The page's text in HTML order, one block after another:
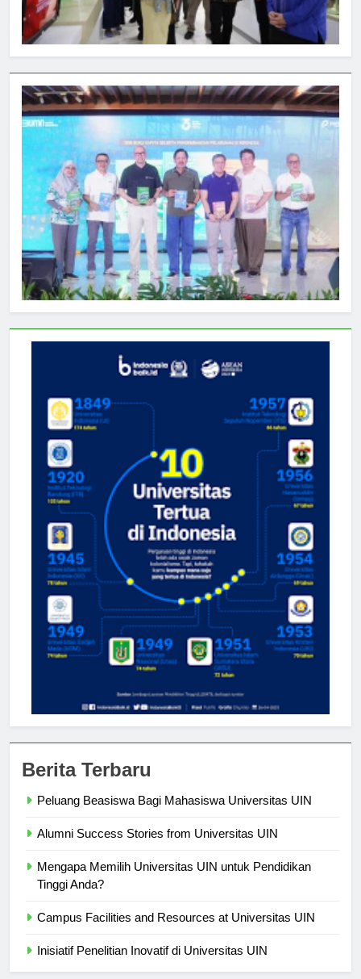
Berita Terbaru
Peluang Beasiswa Bagi Mahasiswa Universitas UIN
Alumni Success Stories from Universitas UIN
Mengapa Memilih Universitas UIN untuk Pendidikan
Tinggi Anda?
Campus Facilities and Resources at Universitas UIN
Inisiatif Penelitian Inovatif di Universitas UIN